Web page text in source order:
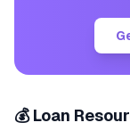
💰 Loan